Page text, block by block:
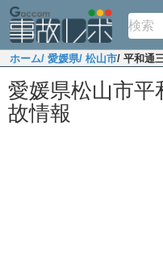
ホーム/ 愛媛県/ 松山市/ 平和通
愛媛県松山市平
故情報